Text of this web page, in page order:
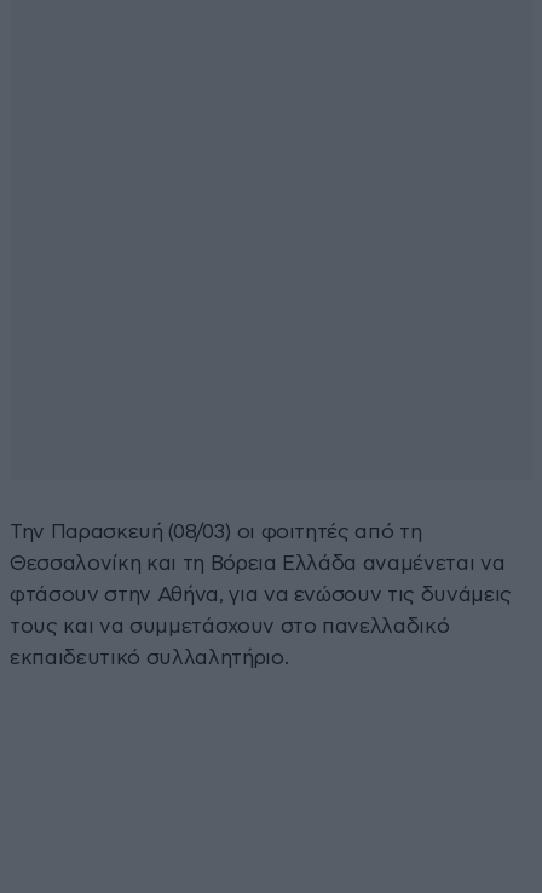
Την Παρασκευή (08/03) οι φοιτητές από τη
Θεσσαλονίκη και τη Βόρεια Ελλάδα αναμένεται να
φτάσουν στην Αθήνα, για να ενώσουν τις δυνάμεις
τους και να συμμετάσχουν στο πανελλαδικό
εκπαιδευτικό συλλαλητήριο.